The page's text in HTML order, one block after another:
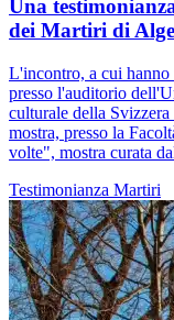
Una
dei Martiri di
L'incontro, a cui
presso l'auditorio
culturale della
mostra, presso la
volte", mostra curata
Testimonianza Martiri